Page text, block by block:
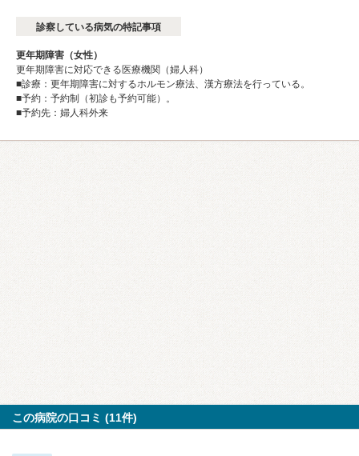
診察している病気の特記事項
更年期障害（女性）
更年期障害に対応できる医療機関（婦人科）
■診療：更年期障害に対するホルモン療法、漢方療法を行っている。
■予約：予約制（初診も予約可能）。
■予約先：婦人科外来
この病院の口コミ (11件)